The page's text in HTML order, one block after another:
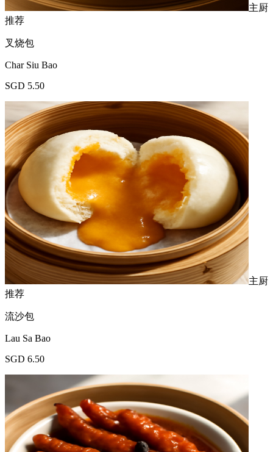
主厨
推荐
叉烧包
Char Siu Bao
SGD 5.50
主厨
推荐
流沙包
Lau Sa Bao
SGD 6.50